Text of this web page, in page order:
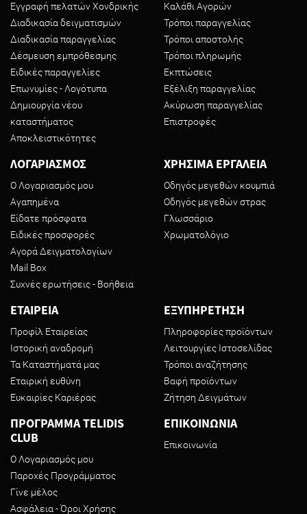
Εγγραφή πελατών Χονδρικής
Διαδικασία δειγματισμών
Διαδικασία παραγγελίας
Δέσμευση εμπρόθεσμης
Ειδικές παραγγελίες
Επωνυμίες - Λογότυπα
Δημιουργία νέου
καταστήματος
Αποκλειστικότητες
Καλάθι Αγορών
Τρόποι παραγγελίας
Τρόποι αποστολής
Τρόποι πληρωμής
Εκπτώσεις
Εξέλιξη παραγγελίας
Ακύρωση παραγγελίας
Επιστροφές
ΛΟΓΑΡΙΑΣΜΟΣ
Ο Λογαριασμός μου
Αγαπημένα
Είδατε πρόσφατα
Ειδικές προσφορές
Αγορά Δειγματολογίων
Mail Box
Συχνές ερωτήσεις - Βοήθεια
ΧΡΗΣΙΜΑ ΕΡΓΑΛΕΙΑ
Οδηγός μεγεθών κουμπιά
Οδηγός μεγεθών στρας
Γλωσσάριο
Χρωματολόγιο
ΕΤΑΙΡΕΙΑ
Προφίλ Εταιρείας
Ιστορική αναδρομή
Τα Καταστήματά μας
Εταιρική ευθύνη
Ευκαιρίες Καριέρας
ΕΞΥΠΗΡΕΤΗΣΗ
Πληροφορίες προϊόντων
Λειτουργίες Ιστοσελίδας
Τρόποι αναζήτησης
Βαφή προϊόντων
Ζήτηση Δειγμάτων
ΠΡΟΓΡΑΜΜΑ TELIDIS
CLUB
Ο Λογαριασμός μου
Παροχές Προγράμματος
Γίνε μέλος
Ασφάλεια - Όροι Χρήσης
ΕΠΙΚΟΙΝΩΝΙΑ
Επικοινωνία